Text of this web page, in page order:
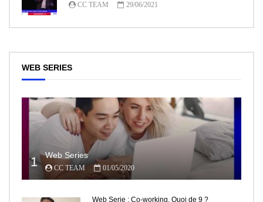
CC TEAM
29/06/2021
WEB SERIES
1 Web Series
CC TEAM 01/05/2020
Web Serie : Co-working, Quoi de 9 ?